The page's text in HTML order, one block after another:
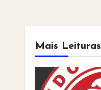
Mais Leituras